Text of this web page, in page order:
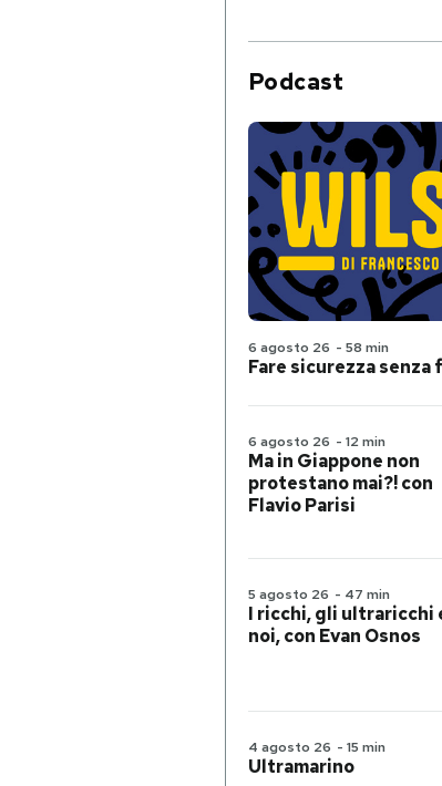
Podcast
6 agosto 26 - 58 min
Fare sicurezza senza
6 agosto 26 - 12 min
Ma in Giappone non
protestano mai?! con
Flavio Parisi
5 agosto 26 - 47 min
I ricchi, gli ultraricchi
noi, con Evan Osnos
4 agosto 26 - 15 min
Ultramarino